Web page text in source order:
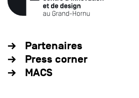
Partenaires
Press corner
MACS